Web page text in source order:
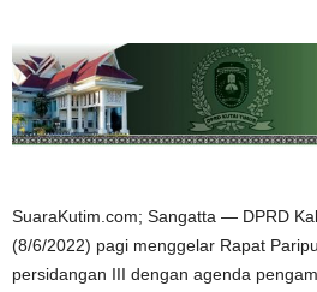
SuaraKutim.com; Sangatta — DPRD
(8/6/2022) pagi menggelar Rapat
persidangan III dengan agenda